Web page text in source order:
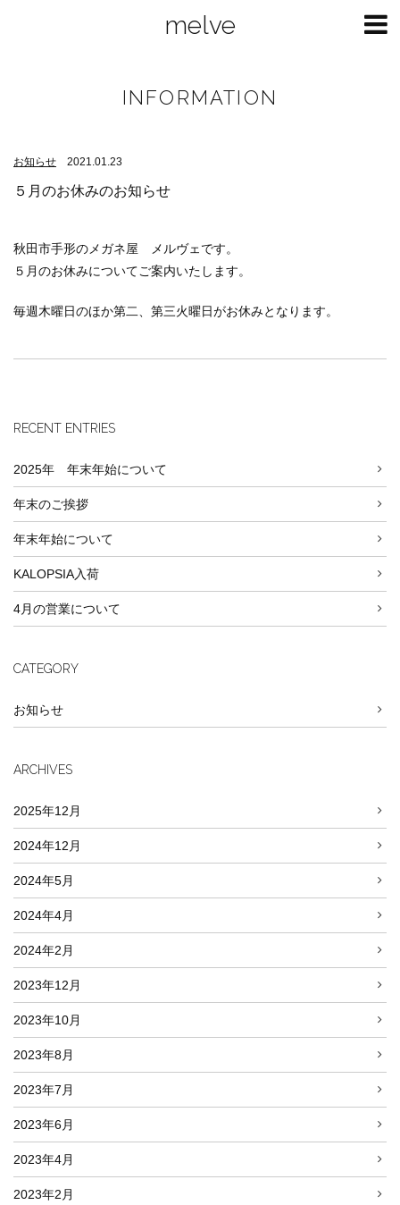
melve
INFORMATION
お知らせ 2021.01.23
５月のお休みのお知らせ
秋田市手形のメガネ屋 メルヴェです。
５月のお休みについてご案内いたします。
毎週木曜日のほか第二、第三火曜日がお休みとなります。
RECENT ENTRIES
2025年 年末年始について
年末のご挨拶
年末年始について
KALOPSIA入荷
4月の営業について
CATEGORY
お知らせ
ARCHIVES
2025年12月
2024年12月
2024年5月
2024年4月
2024年2月
2023年12月
2023年10月
2023年8月
2023年7月
2023年6月
2023年4月
2023年2月